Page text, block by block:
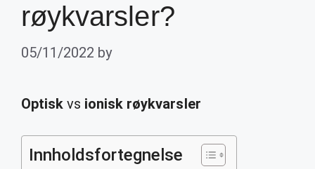
røykvarsler?
05/11/2022 by
Optisk vs ionisk røykvarsler
Innholdsfortegnelse